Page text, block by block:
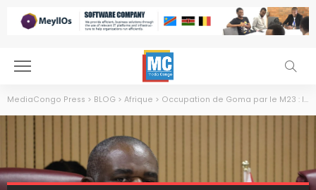
MediaCongo Press > BLOG > Afrique > Occupation de Goma par le M23 : la Grande-Bretagne menace de suspendre toutes les aides accordées au Rwanda